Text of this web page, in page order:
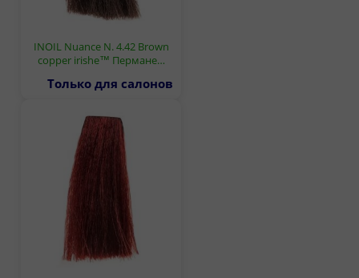
INOIL Nuance N. 4.42 Brown
copper irishe™ Пермане…
Только для салонов